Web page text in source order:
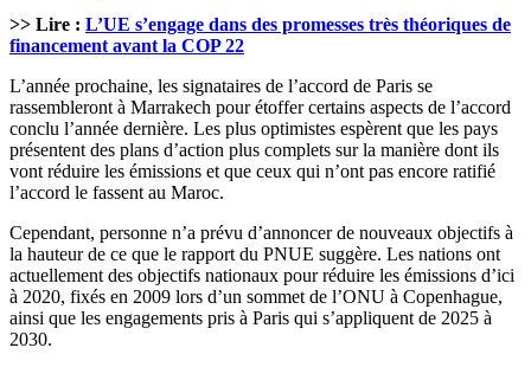
>> Lire : L’UE s’engage dans des promesses très théoriques de
financement avant la COP 22
L’année prochaine, les signataires de l’accord de Paris se
rassembleront à Marrakech pour étoffer certains aspects de l’accord
conclu l’année dernière. Les plus optimistes espèrent que les pays
présentent des plans d’action plus complets sur la manière dont ils
vont réduire les émissions et que ceux qui n’ont pas encore ratifié
l’accord le fassent au Maroc.
Cependant, personne n’a prévu d’annoncer de nouveaux objectifs à
la hauteur de ce que le rapport du PNUE suggère. Les nations ont
actuellement des objectifs nationaux pour réduire les émissions d’ici
à 2020, fixés en 2009 lors d’un sommet de l’ONU à Copenhague,
ainsi que les engagements pris à Paris qui s’appliquent de 2025 à
2030.